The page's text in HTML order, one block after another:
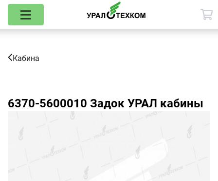
Кабина
6370-5600010 Задок УРАЛ кабины